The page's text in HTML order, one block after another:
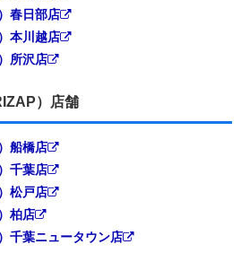
春日部店
本川越店
所沢店
）店舗
船橋店
千葉店
松戸店
柏店
千葉ニュータウン店